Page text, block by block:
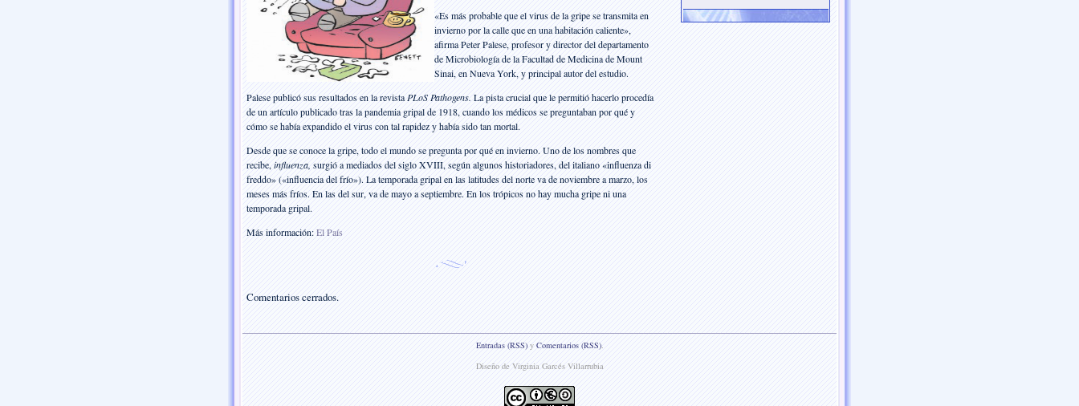
«Es más probable que el virus de la gripe se transmita en
invierno por la calle que en una habitación caliente»,
afirma Peter Palese, profesor y director del departamento
de Microbiología de la Facultad de Medicina de Mount
Sinai, en Nueva York, y principal autor del estudio.
Palese publicó sus resultados en la revistaPLoS Pathogens. La pista crucial que le permitió hacerlo procedía
de un artículo publicado tras la pandemia gripal de 1918, cuando los médicos se preguntaban por qué y
cómo se había expandido el virus con tal rapidez y había sido tan mortal.
Desde que se conoce la gripe, todo el mundo se pregunta por qué en invierno. Uno de los nombres que
recibe,influenza, surgió a mediados del siglo XVIII, según algunos historiadores, del italiano «influenza di
freddo» («influencia del frío»). La temporada gripal en las latitudes del norte va de noviembre a marzo, los
meses más fríos. En las del sur, va de mayo a septiembre. En los trópicos no hay mucha gripe ni una
temporada gripal.
Más información:El País
Comentarios cerrados.
Entradas (RSS)y Comentarios (RSS).
Diseño de Virginia Garcés Villarrubia